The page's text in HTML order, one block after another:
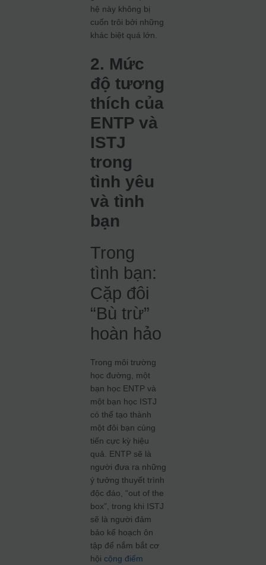
hệ này không bị
cuốn trôi bởi những
khác biệt quá lớn.
2. Mức
độ tương
thích của
ENTP và
ISTJ
trong
tình yêu
và tình
bạn
Trong
tình bạn:
Cặp đôi
“Bù trừ”
hoàn hảo
Trong môi trường
học đường, một
bạn học ENTP và
một bạn học ISTJ
có thể tạo thành
một đôi bạn cùng
tiến cực kỳ hiệu
quả. ENTP sẽ là
người đưa ra những
ý tưởng thuyết trình
độc đáo, “out of the
box”, trong khi ISTJ
sẽ là người đảm
bảo kế hoạch ôn
tập để nắm bắt cơ
hộicộng điểm